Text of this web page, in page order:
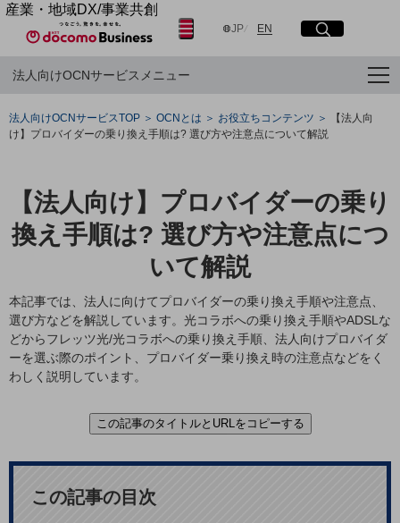
産業・地域DX/事業共創
OPEN HUB for Plural Futures
「社会可能性」を探究・実装する事業共創エコシステムです。
イベント/ウェビナー
記事コンテンツ
プレイヤー(カタリスト/パートナー企業)
産業・地域DXプラットフォーマーとして
企業と地域が持続成長する社会を目指します
Smart City
Smart Industry
Smart Mobility
Smart Worksite
生成AI(Generative AI)
地域の取り組み
自治体・地域社会との共創
別ウィンドウで開きます
JP日本語
ENEnglish
サイト内検索
メニュー
フリーワードでNTTドコモビジネスの
取り組みを検索
法人向けOCNサービスメニュー
法人向けOCNサービスTOP OCNとは お役立ちコンテンツ
【法人向
け】プロバイダーの乗り換え手順は? 選び方や注意点について解説
【法人向け】プロバイダーの乗り
換え手順は? 選び方や注意点につ
いて解説
本記事では、法人に向けてプロバイダーの乗り換え手順や注意点、
選び方などを解説しています。光コラボへの乗り換え手順やADSLな
どからフレッツ光/光コラボへの乗り換え手順、法人向けプロバイダ
ーを選ぶ際のポイント、プロバイダー乗り換え時の注意点などをく
わしく説明しています。
この記事のタイトルとURLをコピーする
この記事の目次